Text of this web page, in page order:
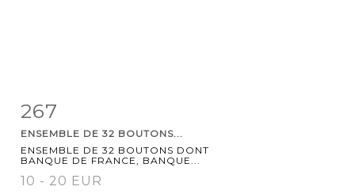
Fiche
267
ENSEMBLE DE 32 BOUTONS...
ENSEMBLE DE 32 BOUTONS DONT
BANQUE DE FRANCE, BANQUE...
10 - 20 EUR